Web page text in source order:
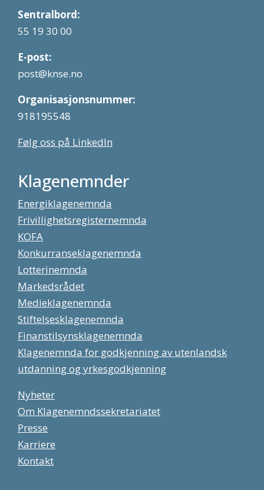
Sentralbord:
55 19 30 00
E-post:
post@knse.no
Organisasjonsnummer:
918195548
Følg oss på LinkedIn
Klagenemnder
Energiklagenemnda
Frivillighetsregisternemnda
KOFA
Konkurranseklagenemnda
Lotterinemnda
Markedsrådet
Medieklagenemnda
Stiftelsesklagenemnda
Finanstilsynsklagenemnda
Klagenemnda for godkjenning av utenlandsk
utdanning og yrkesgodkjenning
Nyheter
Om Klagenemndssekretariatet
Presse
Karriere
Kontakt